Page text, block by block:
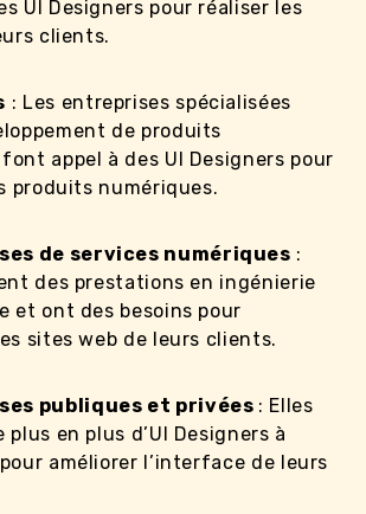
UI Designers pour réaliser les
clients.
: Les entreprises spécialisées
de produits
appel à des UI Designers pour
produits numériques.
de services numériques :
des prestations en ingénierie
et ont des besoins pour
sites web de leurs clients.
publiques et privées : Elles
en plus d’UI Designers à
améliorer l’interface de leurs